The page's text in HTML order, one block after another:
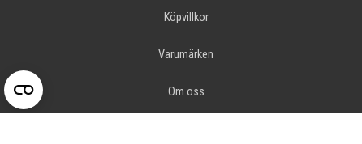
Köpvillkor
Varumärken
Om oss